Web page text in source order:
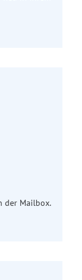
der Mailbox.